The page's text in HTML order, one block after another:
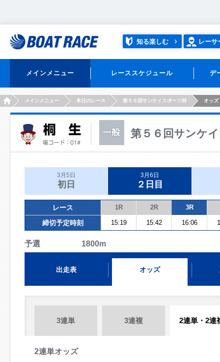
知る楽しむ レーサ
メインメニュー レーススケジュール デ
HOMEメインメニュー 本日のレース 第５６回サンケイスポーツ杯 オッズ
第５６回サンケ
3月5日
初日
3月6日
２日目
レース 1R 2R 3R
締切予定時刻 15:19 15:42 16:06
予選 1800m
出走表 オッズ
3連単 3連複 2連単・2連
2連単オッズ